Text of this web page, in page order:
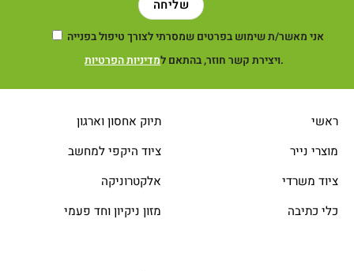
אני מאשר/ת שימוש בפרטים שמסרתי לצורך טיפול בפנייה
ויצירת קשר חוזר, בהתאם למדיניות הפרטיות .
ראשי
מוצרי נייר
ציוד משרדי
כלי כתיבה
תיוק אחסון וארגון
ציוד היקפי למחשב
אלקטרוניקה
מזון ניקיון וחד פעמי